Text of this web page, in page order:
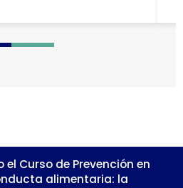
1 2 3 4 5
Curso de Prevención en
alimentaria: la